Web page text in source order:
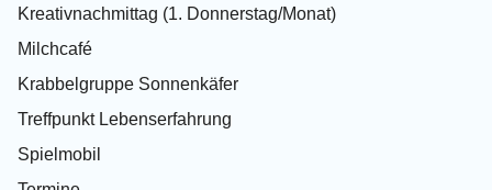
Kreativnachmittag (1. Donnerstag/Monat)
Milchcafé
Krabbelgruppe Sonnenkäfer
Treffpunkt Lebenserfahrung
Spielmobil